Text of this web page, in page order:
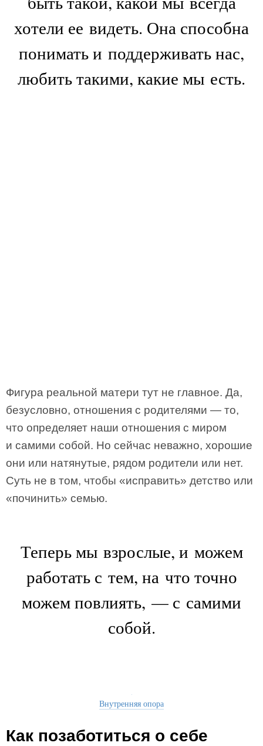
хотели ее видеть. Она способна
понимать и поддерживать нас,
любить такими, какие мы есть.
Фигура реальной матери тут не главное. Да,
безусловно, отношения с родителями — то,
что определяет наши отношения с миром
и самими собой. Но сейчас неважно, хорошие
они или натянутые, рядом родители или нет.
Суть не в том, чтобы «исправить» детство или
«починить» семью.
Теперь мы взрослые, и можем
работать с тем, на что точно
можем повлиять, — с самими
собой.
Внутренняя опора
Как позаботиться о себе